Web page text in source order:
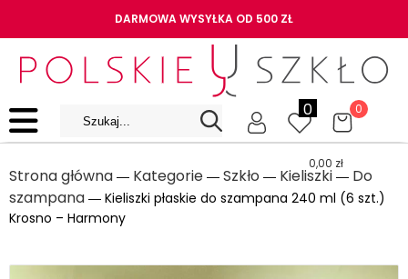
DARMOWA WYSYŁKA OD 500 ZŁ
0 0
0,00 zł
Strona główna ― Kategorie ― Szkło ― Kieliszki ― Do
szampana ― Kieliszki płaskie do szampana 240 ml (6 szt.)
Krosno – Harmony